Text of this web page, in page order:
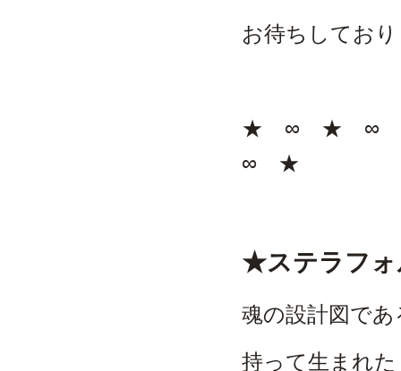
お待ちしてお
★ ∞ ★ ∞
∞ ★
★ステラフォ
魂の設計図で
持って生まれ